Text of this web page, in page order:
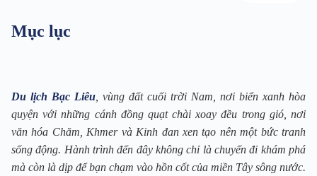
Du lịch Bạc Liêu , vùng đất cuối trời Nam, nơi biển xanh hòa
quyện với những cánh đồng quạt chài xoay đều trong gió, nơi
văn hóa Chăm, Khmer và Kinh đan xen tạo nên một bức tranh
sống động. Hành trình đến đây không chỉ là chuyến đi khám phá
mà còn là dịp để bạn chạm vào hồn cốt của miền Tây sông nước.
Mục lục